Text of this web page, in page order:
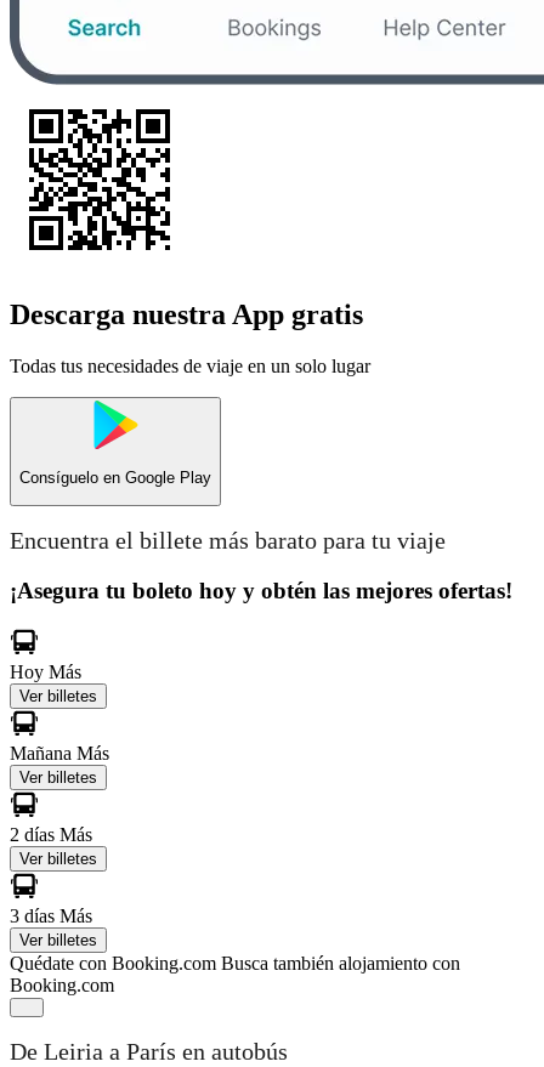
Descarga nuestra App gratis
Todas tus necesidades de viaje en un solo lugar
Consíguelo en Google Play
Encuentra el billete más barato para tu viaje
¡Asegura tu boleto hoy y obtén las mejores ofertas!
Hoy Más
Ver billetes
Mañana Más
Ver billetes
2 días Más
Ver billetes
3 días Más
Ver billetes
Quédate con Booking.com Busca también alojamiento con
Booking.com
De Leiria a París en autobús